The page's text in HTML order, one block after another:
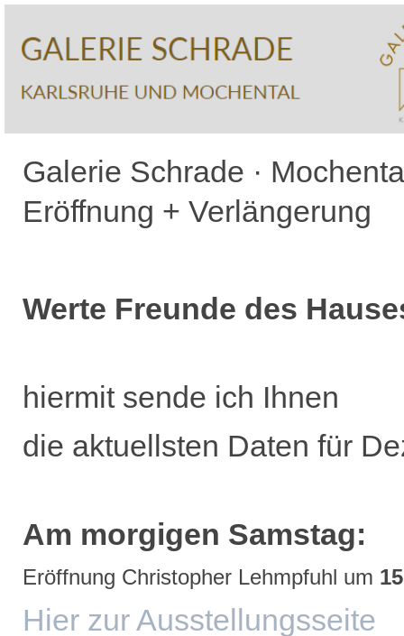
Galerie Schrade ·
Eröffnung + Verlängerung
Werte Freunde des
hiermit sende ich Ihnen
die aktuellsten Daten für
Am morgigen Samstag:
Eröffnung Christopher Lehmpfuhl um
Hier zur Ausstellungsseite